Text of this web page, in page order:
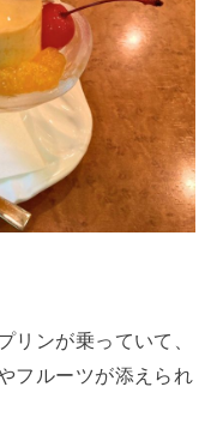
リンが乗っていて、
フルーツが添えられ